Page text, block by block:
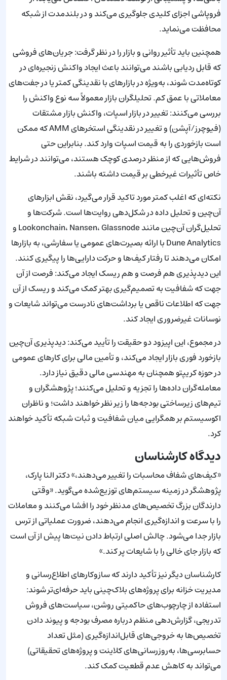
فروپاشی اجزای کلیدی جلوگیری می‌کند و در بلندمدت از شبکه
محافظت می‌نماید.
همچنین باید تأثیر روانی و بازار را در نظر گرفت: جریان‌های فروشی
که قابل ردیابی باشند می‌توانند باعث ایجاد واکنش زنجیره‌ای در
کوتاه‌مدت شوند، به‌ویژه در بازارهای با نقدینگی کمتر یا در جفت‌های
معاملاتی با عمق کم. تحلیلگران بازار معمولاً سه نوع واکنش را
بررسی می‌کنند: تغییر در بازار اسپات، واکنش بازار مشتقات
(فیوچرز/آپشن) و تغییر در نقدینگی استخرهای AMM که ممکن
است بازخوردی را به قیمت اسپات وارد کند. بنابراین حتی
فروش‌هایی که از منظر درصدی کوچک هستند، می‌توانند در شرایط
خاص تأثیرات غیرخطی بر قیمت داشته باشند.
نکته‌ای که اغلب کمتر مورد تاکید قرار می‌گیرد، نقش ابزارهای
آن‌چین و تحلیل داده در شکل‌دهی روایت‌ها است. شرکت‌ها و
تحلیل‌گران آن‌چین مانند Lookonchain، Nansen، Glassnode و
Dune Analytics با ارائه بصیرت‌های عمومی یا سفارشی، به بازارها
امکان می‌دهند تا رفتار کیف‌ها و حرکت دارایی‌ها را پیگیری کنند.
این دیدپذیری هم فرصت و هم ریسک ایجاد می‌کند: فرصت از آن
جهت که شفافیت به تصمیم‌گیری بهتر کمک می‌کند و ریسک از آن
جهت که اطلاعات ناقص یا برداشت‌های نادرست می‌تواند شایعات و
نوسانات غیرضروری ایجاد کند.
در مجموع، این اپیزود دو حقیقت را تأیید می‌کند: دیدپذیری آن‌چین
بازخورد فوری بازار ایجاد می‌کند، و تأمین مالی برای کارهای عمومی
در حوزه کریپتو همچنان به مهندسی مالی دقیق نیاز دارد.
معامله‌گران داده‌ها را تجزیه و تحلیل می‌کنند؛ پژوهشگران و
تیم‌های زیرساختی بودجه‌ها را زیر نظر خواهند داشت؛ و ناظران
اکوسیستم بر همگرایی میان شفافیت و ثبات شبکه تأکید خواهند
کرد.
دیدگاه کارشناسان
«کیف‌های شفاف محاسبات را تغییر می‌دهند،» دکتر النا پارک،
پژوهشگر در زمینه سیستم‌های توزیع‌شده می‌گوید. «وقتی
دارندگان بزرگ تخصیص‌های مدنظر خود را افشا می‌کنند و معاملات
را با سرعت و اندازه‌گیری انجام می‌دهند، ضرورت عملیاتی از ترس
بازار جدا می‌شود. چالش اصلی ارتباط دادن نیت‌ها پیش از آن است
که بازار جای خالی را با شایعات پر کند.»
کارشناسان دیگر نیز تأکید دارند که سازوکارهای اطلاع‌رسانی و
مدیریت خزانه برای پروژه‌های بلاک‌چینی باید حرفه‌ای‌تر شوند:
استفاده از چارچوب‌های حاکمیتی روشن، سیاست‌های فروش
تدریجی، گزارش‌دهی منظم درباره مصرف بودجه و پیوند دادن
تخصیص‌ها به خروجی‌های قابل‌اندازه‌گیری (مثل تعداد
حسابرسی‌ها، به‌روزرسانی‌های کلاینت و پروژه‌های تحقیقاتی)
می‌تواند به کاهش عدم قطعیت کمک کند.